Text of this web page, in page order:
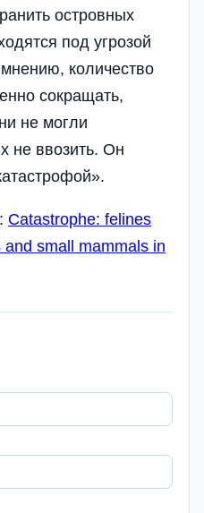
островных
под угрозой
количество
сокращать,
не могли
не ввозить. Он
Catastrophe: felines
small mammals in